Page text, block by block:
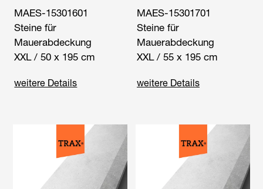
MAES-15301601
Steine für
Mauerabdeckung
XXL / 50 x 195 cm
weitere Details
MAES-15301701
Steine für
Mauerabdeckung
XXL / 55 x 195 cm
weitere Details